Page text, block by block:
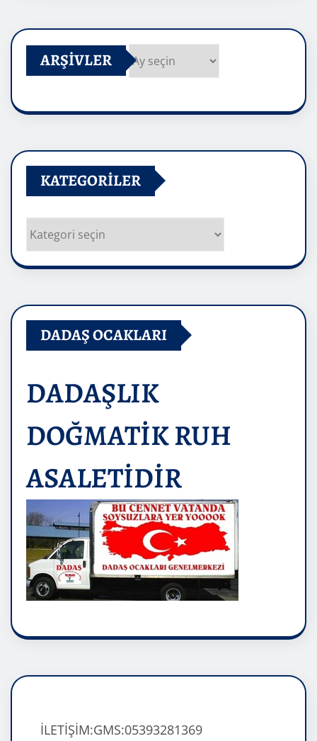
ARŞIVLER
KATEGORILER
Kategoriler
DADAŞ OCAKLARI
DADAŞLIK
DOĞMATİK RUH
ASALETİDİR
İLETİŞİM:GMS:05393281369